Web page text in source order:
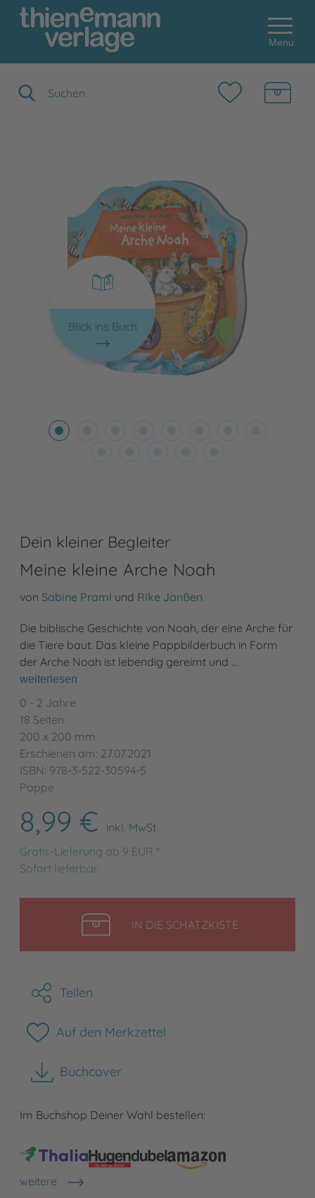
Menu
Blick ins Buch
Dein kleiner Begleiter
Meine kleine Arche Noah
von Sabine Praml und Rike Janßen
Die biblische Geschichte von Noah, der eine Arche für
die Tiere baut. Das kleine Pappbilderbuch in Form
der Arche Noah ist lebendig gereimt und …
weiterlesen
0 - 2 Jahre
18 Seiten
200 x 200 mm
Erschienen am: 27.07.2021
ISBN: 978-3-522-30594-5
Pappe
8,99 €
inkl. MwSt
Gratis-Lieferung ab 9 EUR *
Sofort lieferbar
IN DIE SCHATZKISTELEGEN
Teilen
Auf den Merkzettel
Buchcover
herunterladen
Im Buchshop Deiner Wahl bestellen:
weitere
Shops anzeigen